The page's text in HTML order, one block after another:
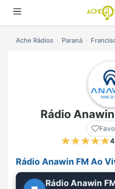
Ache Rádios Paraná
Rádio
Rádio Anawin FM Ao
Rádio Anawin